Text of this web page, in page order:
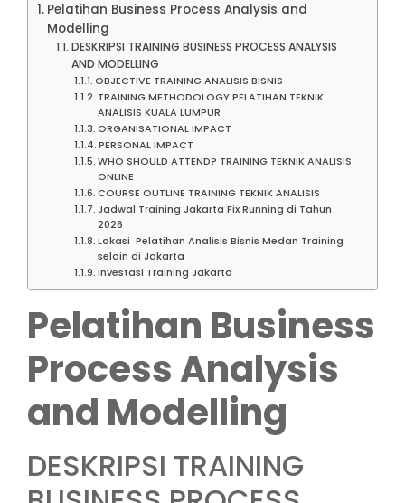
Pelatihan Business Process Analysis and
Modelling
DESKRIPSI TRAINING BUSINESS PROCESS ANALYSIS
AND MODELLING
OBJECTIVE TRAINING ANALISIS BISNIS
TRAINING METHODOLOGY PELATIHAN TEKNIK
ANALISIS KUALA LUMPUR
ORGANISATIONAL IMPACT
PERSONAL IMPACT
WHO SHOULD ATTEND? TRAINING TEKNIK ANALISIS
ONLINE
COURSE OUTLINE TRAINING TEKNIK ANALISIS
Jadwal Training Jakarta Fix Running di Tahun
2026
Lokasi Pelatihan Analisis Bisnis Medan Training
selain di Jakarta
Investasi Training Jakarta
Pelatihan Business
Process Analysis
and Modelling
DESKRIPSI TRAINING